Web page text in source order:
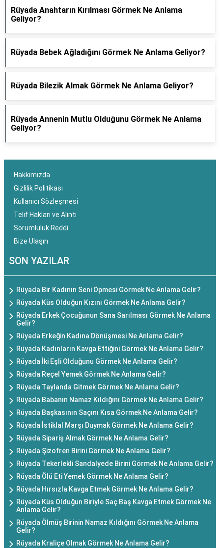
Rüyada Anahtarın Kırılması Görmek Ne Anlama
Geliyor?
Rüyada Bebek Ağladığını Görmek Ne Anlama Geliyor?
Rüyada Bilezik Almak Görmek Ne Anlama Geliyor?
Rüyada Annenin Mutlu Olduğunu Görmek Ne Anlama
Geliyor?
Hakkımızda
Gizlilik Politikası
Kullanıcı Sözleşmesi
Telif Hakları ve Alıntı
Sorumluluk Reddi
Bize Ulaşın
SON YAZILAR
Rüyada Bir Kadının Seni Öpmesi Görmek Ne Anlama Gelir?
Rüyada Küs Olduğun Kızını Görmek Ne Anlama Gelir?
Rüyada Erkek Çocuğunun Sana Sarılması Görmek Ne Anlama
Gelir?
Rüyada Erkeğin Kadına Dönüşmesi Ne Anlama Gelir?
Rüyada Kadınların Kavga Ettiğini Görmek Ne Anlama Gelir?
Rüyada İki Eşli Olduğunu Görmek Ne Anlama Gelir?
Rüyada Reçel Yemek Görmek Ne Anlama Gelir?
Rüyada Taylanda Gitmek Görmek Ne Anlama Gelir?
Rüyada Babanın Namaz Kıldığını Görmek Ne Anlama Gelir?
Rüyada Başkasının Saçını Kısa Görmek Ne Anlama Gelir?
Rüyada İstiklal Marşı Duymak Görmek Ne Anlama Gelir?
Rüyada Sipariş Almak Görmek Ne Anlama Gelir?
Rüyada Şizofren Birini Görmek Ne Anlama Gelir?
Rüyada Tekerlekli Sandalyede Birini Görmek Ne Anlama Gelir?
Rüyada Ölü Eti Yemek Görmek Ne Anlama Gelir?
Rüyada Hırsızla Kavga Etmek Görmek Ne Anlama Gelir?
Rüyada Küs Olduğun Biriyle Saç Baş Kavga Etmek Görmek Ne
Anlama Gelir?
Rüyada Ölmüş Birinin Namaz Kıldığını Görmek Ne Anlama
Gelir?
Rüyada Kraliçe Olmak Görmek Ne Anlama Gelir?